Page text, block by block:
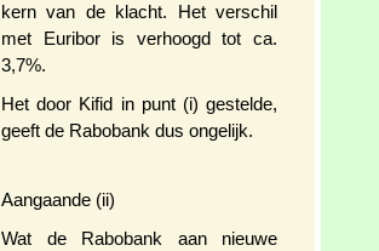
kern van de klacht. Het verschil
met Euribor is verhoogd tot ca.
3,7%.
Het door Kifid in punt (i) gestelde,
geeft de Rabobank dus ongelijk.
Aangaande (ii)
Wat de Rabobank aan nieuwe